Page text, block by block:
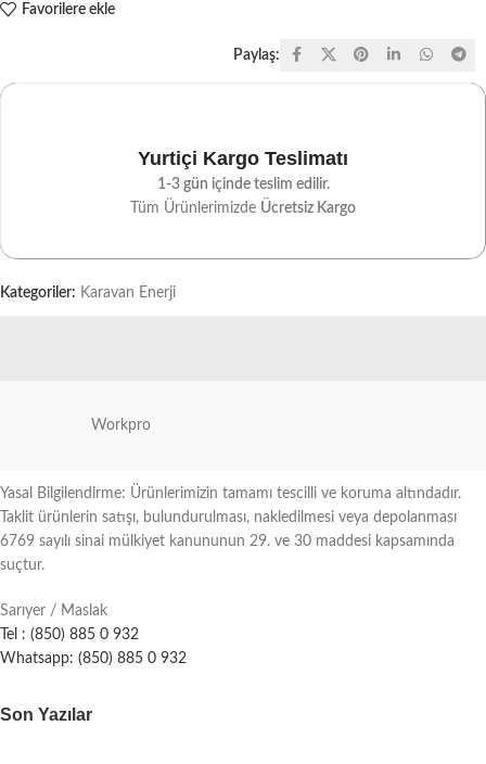
Favorilere ekle
Paylaş:
Yurtiçi Kargo Teslimatı
1-3 gün içinde teslim edilir.
Tüm Ürünlerimizde Ücretsiz Kargo
Kategoriler: Karavan Enerji
Workpro
Yasal Bilgilendirme: Ürünlerimizin tamamı tescilli ve koruma altındadır.
Taklit ürünlerin satışı, bulundurulması, nakledilmesi veya depolanması
6769 sayılı sinai mülkiyet kanununun 29. ve 30 maddesi kapsamında
suçtur.
Sarıyer / Maslak
Tel : (850) 885 0 932
Whatsapp: (850) 885 0 932
Son Yazılar